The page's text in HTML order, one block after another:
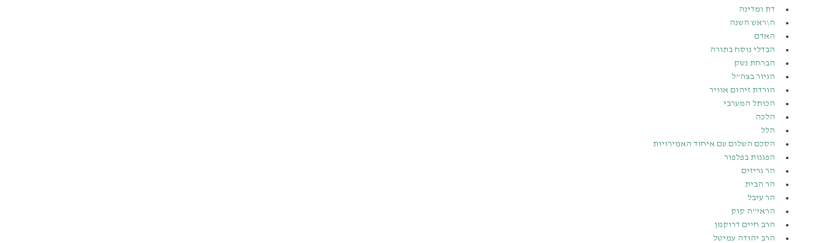
דת ומדינה
ה\ראש השנה
האדם
הבדלי נוסח בתורה
הברחת נשק
הגיור בצה”ל
הורדת זיהום אוויר
הכותל המערבי
הלכה
הלל
הסכם השלום עם איחוד האמירויות
הפגנות בפלפור
הר גריזים
הר הבית
הר עיבל
הראי”ה קוק
הרב חיים דרוקמן
הרב יהודה עמיטל